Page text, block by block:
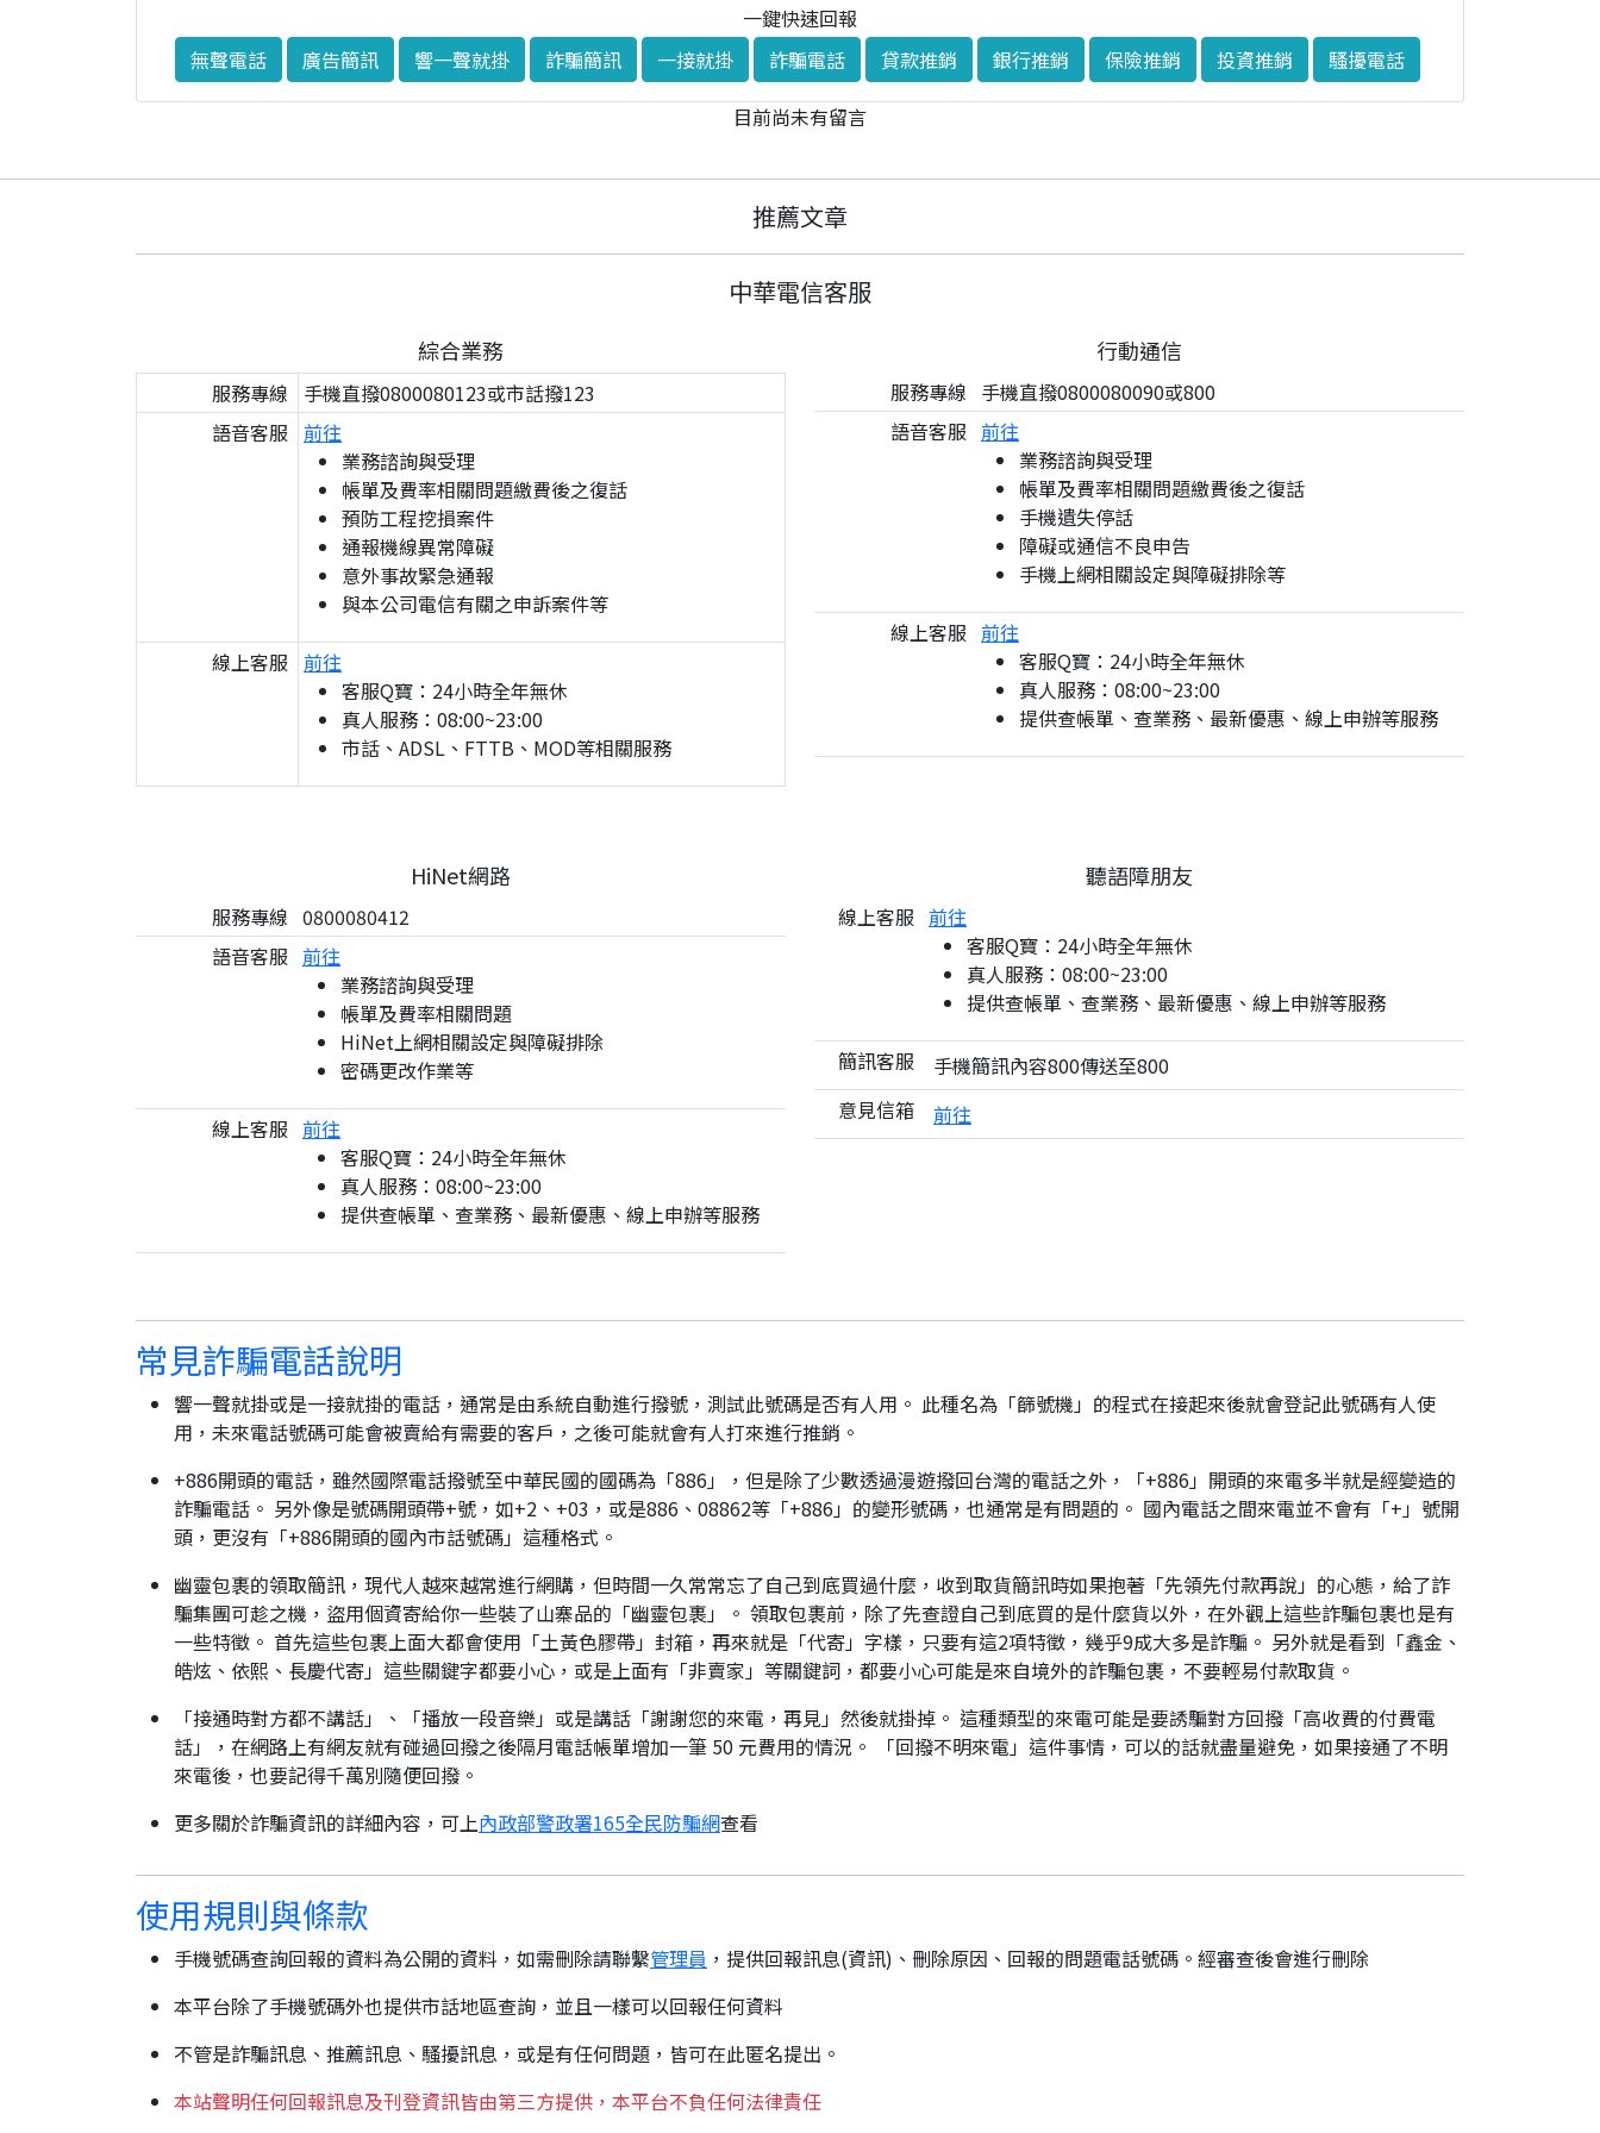
一鍵快速回報
無聲電話
廣告簡訊 響一聲就掛 詐騙簡訊 一接就掛 詐騙電話 貸款推銷 銀行推銷 保險推銷 投資推銷
騷擾電話
目前尚未有留言
推薦文章
中華電信客服
綜合業務
服務專線
手機直撥0800080123或市話撥123
語音客服 前往
業務諮詢與受理
帳單及費率相關問題繳費後之復話
預防工程挖損案件
通報機線異常障礙
意外事故緊急通報
與本公司電信有關之申訴案件等
線上客服 前往
客服Q寶：24小時全年無休
真人服務：08:00~23:00
市話、ADSL、FTTB、MOD等相關服務
行動通信
服務專線 手機直撥0800080090或800
語音客服 前往
業務諮詢與受理
帳單及費率相關問題繳費後之復話
手機遺失停話
障礙或通信不良申告
手機上網相關設定與障礙排除等
線上客服 前往
客服Q寶：24小時全年無休
真人服務：08:00~23:00
提供查帳單、查業務、最新優惠、線上申辦等服務
HiNet網路
服務專線 0800080412
語音客服 前往
業務諮詢與受理
帳單及費率相關問題
HiNet上網相關設定與障礙排除
密碼更改作業等
線上客服 前往
客服Q寶：24小時全年無休
真人服務：08:00~23:00
提供查帳單、查業務、最新優惠、線上申辦等服務
聽語障朋友
線上客服 前往
客服Q寶：24小時全年無休
真人服務：08:00~23:00
提供查帳單、查業務、最新優惠、線上申辦等服務
簡訊客服
手機簡訊內容800傳送至800
意見信箱
前往
常見詐騙電話說明
響一聲就掛或是一接就掛的電話，通常是由系統自動進行撥號，測試此號碼是否有人用。 此種名為「篩號機」的程式在接起來後就會登記此號碼有人使
用，未來電話號碼可能會被賣給有需要的客戶，之後可能就會有人打來進行推銷。
+886開頭的電話，雖然國際電話撥號至中華民國的國碼為「886」，但是除了少數透過漫遊撥回台灣的電話之外，「+886」開頭的來電多半就是經變造的
詐騙電話。 另外像是號碼開頭帶+號，如+2、+03，或是886、08862等「+886」的變形號碼，也通常是有問題的。 國內電話之間來電並不會有「+」號開
頭，更沒有「+886開頭的國內市話號碼」這種格式。
幽靈包裹的領取簡訊，現代人越來越常進行網購，但時間一久常常忘了自己到底買過什麼，收到取貨簡訊時如果抱著「先領先付款再說」的心態，給了詐
騙集團可趁之機，盜用個資寄給你一些裝了山寨品的「幽靈包裹」。 領取包裹前，除了先查證自己到底買的是什麼貨以外，在外觀上這些詐騙包裹也是有
一些特徵。 首先這些包裹上面大都會使用「土黃色膠帶」封箱，再來就是「代寄」字樣，只要有這2項特徵，幾乎9成大多是詐騙。 另外就是看到「鑫金、
皓炫、依熙、長慶代寄」這些關鍵字都要小心，或是上面有「非賣家」等關鍵詞，都要小心可能是來自境外的詐騙包裹，不要輕易付款取貨。
「接通時對方都不講話」、「播放一段音樂」或是講話「謝謝您的來電，再見」然後就掛掉。 這種類型的來電可能是要誘騙對方回撥「高收費的付費電
話」，在網路上有網友就有碰過回撥之後隔月電話帳單增加一筆 50 元費用的情況。 「回撥不明來電」這件事情，可以的話就盡量避免，如果接通了不明
來電後，也要記得千萬別隨便回撥。
更多關於詐騙資訊的詳細內容，可上內政部警政署165全民防騙網查看
使用規則與條款
手機號碼查詢回報的資料為公開的資料，如需刪除請聯繫管理員 ，提供回報訊息(資訊)、刪除原因、回報的問題電話號碼。經審查後會進行刪除
本平台除了手機號碼外也提供市話地區查詢，並且一樣可以回報任何資料
不管是詐騙訊息、推薦訊息、騷擾訊息，或是有任何問題，皆可在此匿名提出。
本站聲明任何回報訊息及刊登資訊皆由第三方提供，本平台不負任何法律責任